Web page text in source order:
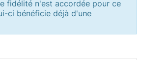
fidélité n'est accordée pour ce
ci bénéficie déjà d'une